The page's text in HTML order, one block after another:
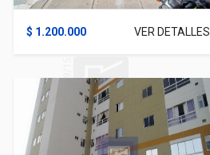
$ 1.200.000 VER DETALLES